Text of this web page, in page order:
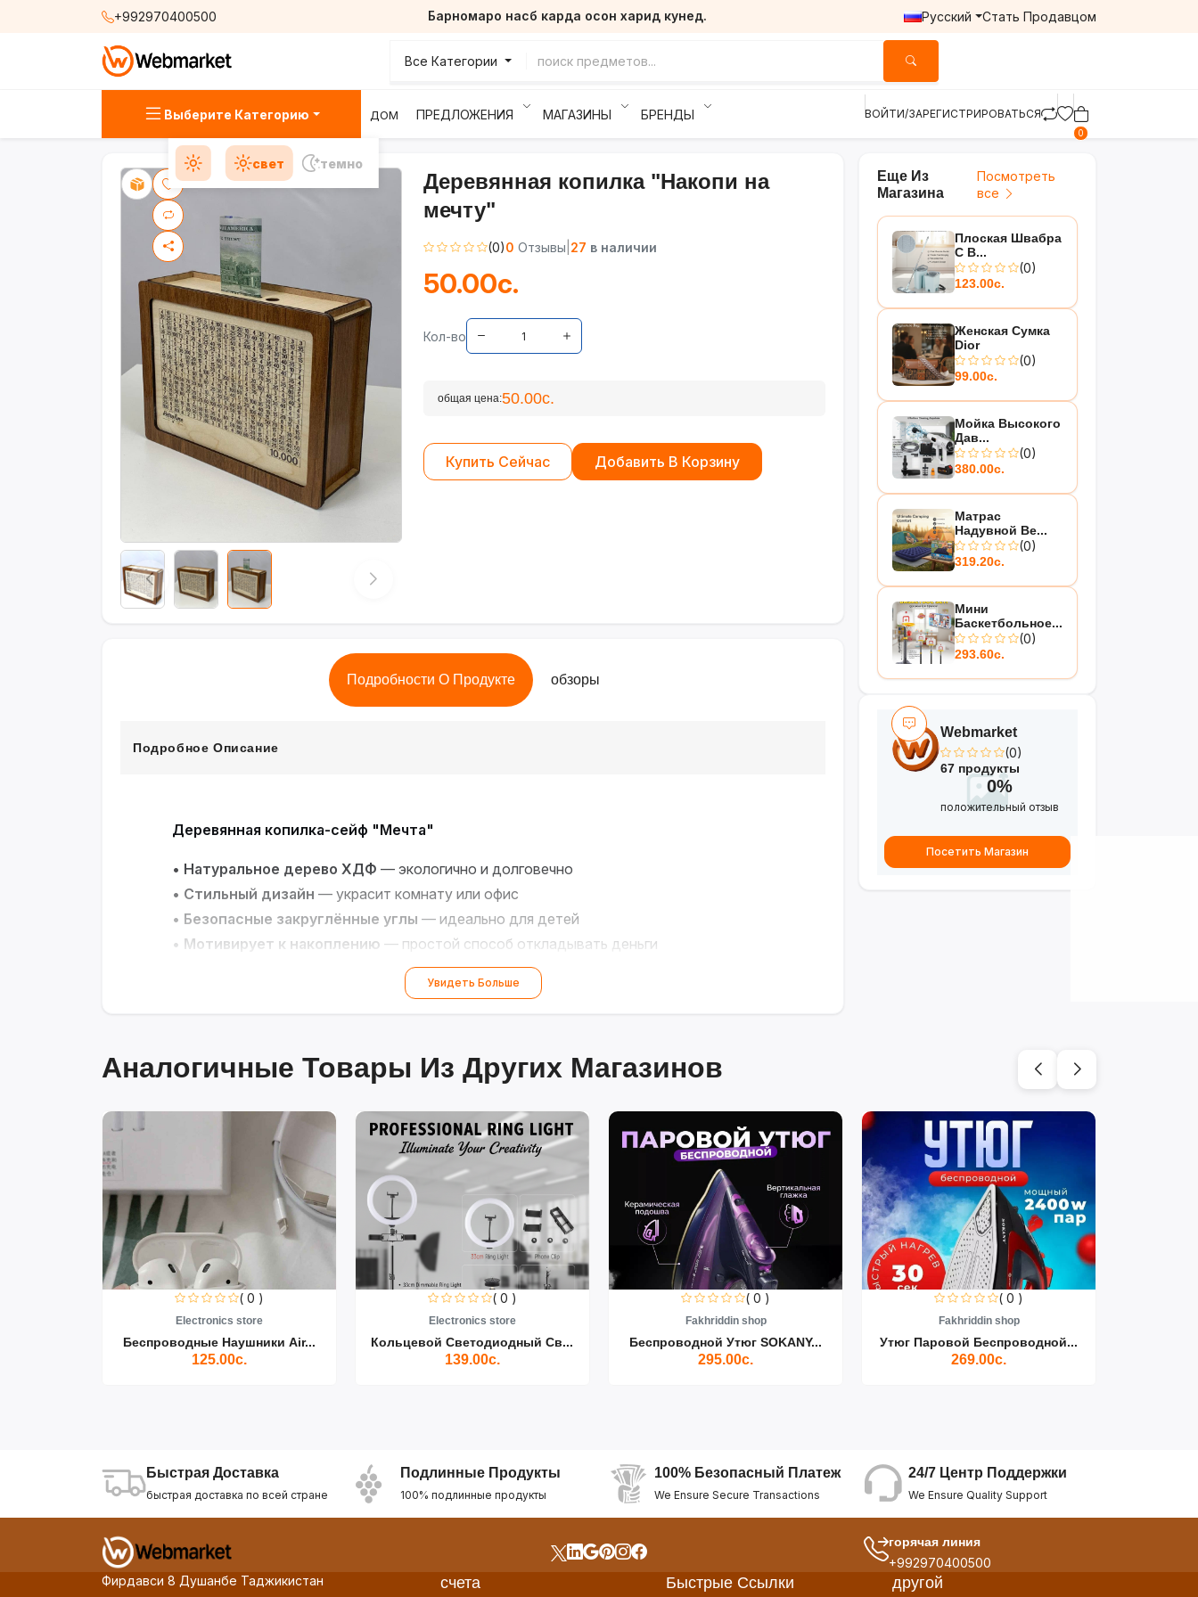
+992970400500 Барномаро насб карда осон харид кунед. Русский Стать Продавцом
Все Категории
Выберите Категорию ДОМ ПРЕДЛОЖЕНИЯ МАГАЗИНЫ БРЕНДЫ ВОЙТИ/ЗАРЕГИСТРИРОВАТЬСЯ
0
свет темно
Деревянная копилка "Накопи на
мечту"
(0)0 Отзывы 27 в наличии
50.00с.
Кол-во
общая цена:50.00с.
Купить Сейчас Добавить В Корзину
Подробности О Продукте обзоры
Подробное Описание
Деревянная копилка-сейф "Мечта"
• Натуральное дерево ХДФ — экологично и долговечно
• Стильный дизайн — украсит комнату или офис
• Безопасные закруглённые углы — идеально для детей
• Мотивирует к накоплению — простой способ откладывать деньги
— подходит для любого возраста
Увидеть Больше
Еще Из
Магазина
Посмотреть
все
Плоская Швабра
С В...
(0)
123.00с.
Женская Сумка
Dior
(0)
99.00с.
Мойка Высокого
Дав...
(0)
380.00с.
Матрас
Надувной Be...
(0)
319.20с.
Мини
Баскетбольное...
(0)
293.60с.
Webmarket
(0)
67 продукты
0%
положительный отзыв
Посетить Магазин
Аналогичные Товары Из Других Магазинов
( 0 )
Electronics store
Беспроводные Наушники Air...
125.00с.
( 0 )
Electronics store
Кольцевой Светодиодный Св...
139.00с.
( 0 )
Fakhriddin shop
Беспроводной Утюг SOKANY...
295.00с.
( 0 )
Fakhriddin shop
Утюг Паровой Беспроводной...
269.00с.
Быстрая Доставка
быстрая доставка по всей стране
Подлинные Продукты
100% подлинные продукты
100% Безопасный Платеж
We Ensure Secure Transactions
24/7 Центр Поддержки
We Ensure Quality Support
горячая линия
+992970400500
Фирдавси 8 Душанбе Таджикистан
счета Быстрые Ссылки другой